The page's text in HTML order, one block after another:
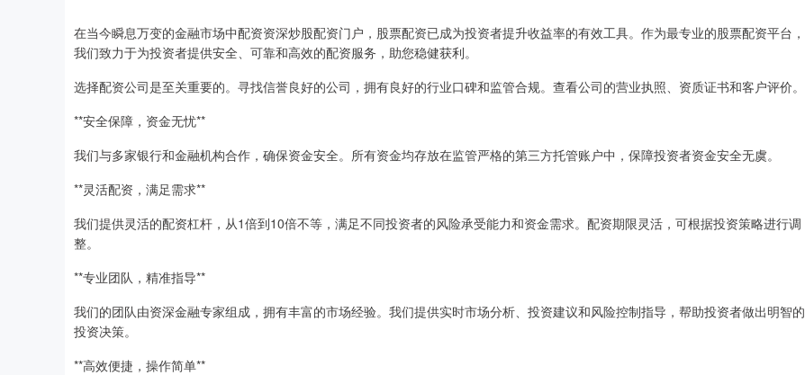
在当今瞬息万变的金融市场中配资资深炒股配资门户，股票配资已成为投资者提升收益率的有效工具。作为最专业的股票配资平台，
我们致力于为投资者提供安全、可靠和高效的配资服务，助您稳健获利。
选择配资公司是至关重要的。寻找信誉良好的公司，拥有良好的行业口碑和监管合规。查看公司的营业执照、资质证书和客户评价。
**安全保障，资金无忧**
我们与多家银行和金融机构合作，确保资金安全。所有资金均存放在监管严格的第三方托管账户中，保障投资者资金安全无虞。
**灵活配资，满足需求**
我们提供灵活的配资杠杆，从1倍到10倍不等，满足不同投资者的风险承受能力和资金需求。配资期限灵活，可根据投资策略进行调
整。
**专业团队，精准指导**
我们的团队由资深金融专家组成，拥有丰富的市场经验。我们提供实时市场分析、投资建议和风险控制指导，帮助投资者做出明智的
投资决策。
**高效便捷，操作简单**